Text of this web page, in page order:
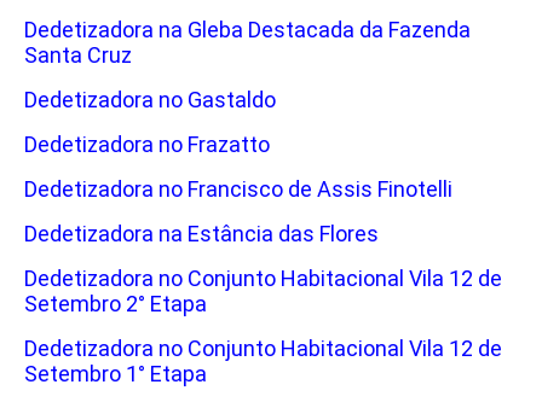
Dedetizadora na Gleba Destacada da Fazenda
Santa Cruz
Dedetizadora no Gastaldo
Dedetizadora no Frazatto
Dedetizadora no Francisco de Assis Finotelli
Dedetizadora na Estância das Flores
Dedetizadora no Conjunto Habitacional Vila 12 de
Setembro 2° Etapa
Dedetizadora no Conjunto Habitacional Vila 12 de
Setembro 1° Etapa